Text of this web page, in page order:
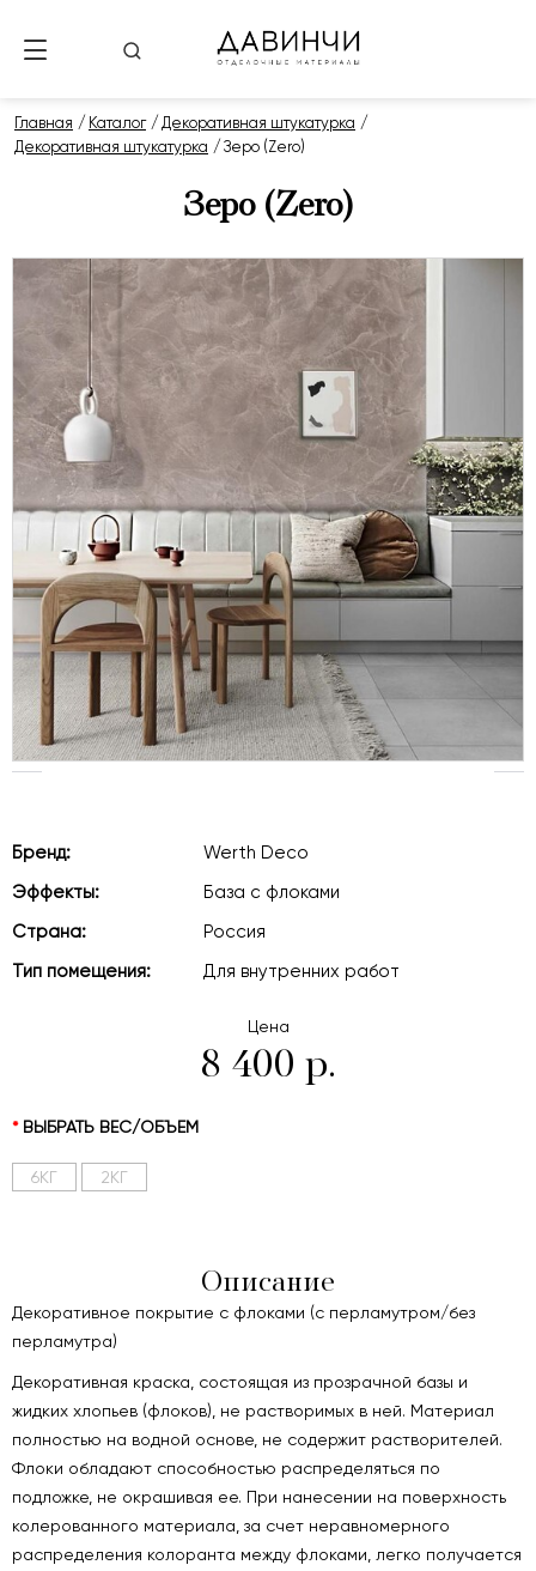
Главная Каталог
Декоративная штукатурка
Декоративная штукатурка
Зеро (Zero)
Зеро (Zero)
Бренд:
Werth Deco
Эффекты:
База с флоками
Страна:
Россия
Тип помещения:
Для внутренних работ
Цена
8 400 р.
ВЫБРАТЬ ВЕС/ОБЪЕМ
6КГ 2КГ
Описание
Декоративное покрытие с флоками (с перламутром/без
перламутра)
Декоративная краска, состоящая из прозрачной базы и
жидких хлопьев (флоков), не растворимых в ней. Материал
полностью на водной основе, не содержит растворителей.
Флоки обладают способностью распределяться по
подложке, не окрашивая ее. При нанесении на поверхность
колерованного материала, за счет неравномерного
распределения колоранта между флоками, легко получается